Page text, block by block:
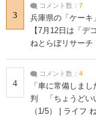
3
コメント数： 7
兵庫県の「ケー
【7月12日は「デ
ねとらぼリサーチ
4
コメント数： 4
「車に常備しま
判 「ちょうどい
（1/5） | ライフ